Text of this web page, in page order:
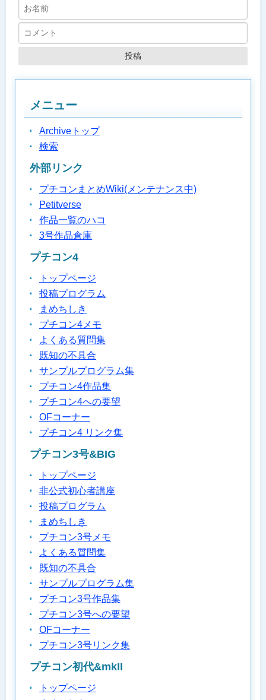
メニュー
Archiveトップ
検索
外部リンク
プチコンまとめWiki(メンテナンス中)
Petitverse
作品一覧のハコ
3号作品倉庫
プチコン4
トップページ
投稿プログラム
まめちしき
プチコン4メモ
よくある質問集
既知の不具合
サンプルプログラム集
プチコン4作品集
プチコン4への要望
OFコーナー
プチコン4 リンク集
プチコン3号&BIG
トップページ
非公式初心者講座
投稿プログラム
まめちしき
プチコン3号メモ
よくある質問集
既知の不具合
サンプルプログラム集
プチコン3号作品集
プチコン3号への要望
OFコーナー
プチコン3号リンク集
プチコン初代&mkII
トップページ